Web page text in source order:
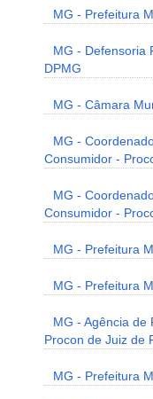
MG - Prefeitura
MG - Defensoria
DPMG
MG - Câmara
MG -
Consumidor -
MG -
Consumidor -
MG - Prefeitura
MG - Prefeitura
MG - Agência de
Procon de Juiz de
MG - Prefeitura